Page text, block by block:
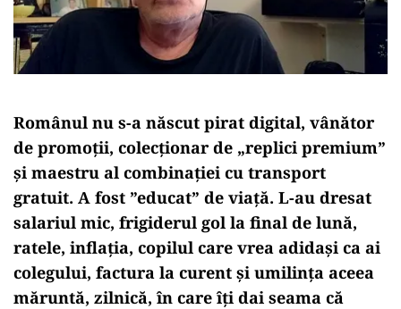
Românul nu s-a născut pirat digital, vânător
de promoții, colecționar de „replici premium”
și maestru al combinației cu transport
gratuit. A fost ”educat” de viață. L-au dresat
salariul mic, frigiderul gol la final de lună,
ratele, inflația, copilul care vrea adidași ca ai
colegului, factura la curent și umilința aceea
măruntă, zilnică, în care îți dai seama că